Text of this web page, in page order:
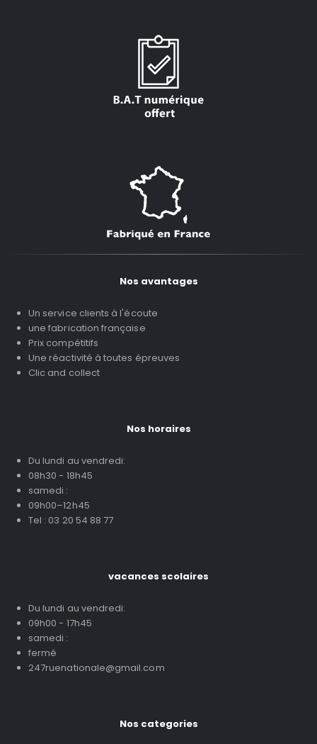
Nos avantages
Un service clients à l'écoute
une fabrication française
Prix compétitifs
Une réactivité à toutes épreuves
Clic and collect
Nos horaires
Du lundi au vendredi:
08h30 - 18h45
samedi :
09h00–12h45
Tel : 03 20 54 88 77
vacances scolaires
Du lundi au vendredi:
09h00 - 17h45
samedi :
fermé
247ruenationale@gmail.com
Nos categories